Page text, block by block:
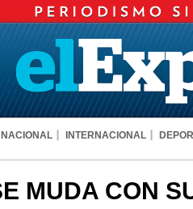
NACIONAL INTERNACIONAL
MUDA CON